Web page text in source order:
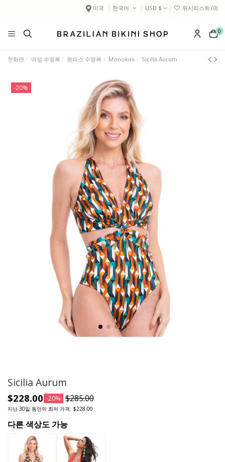
미국 한국어 USD $ 위시리스트 (0)
0
첫화면 여성 수영복 원피스 수영복 Monokini Sicilia Aurum
-20%
Sicilia Aurum
$228.00 -20% $285.00
지난 30일 동안의 최저 가격: $228.00
다른 색상도 가능